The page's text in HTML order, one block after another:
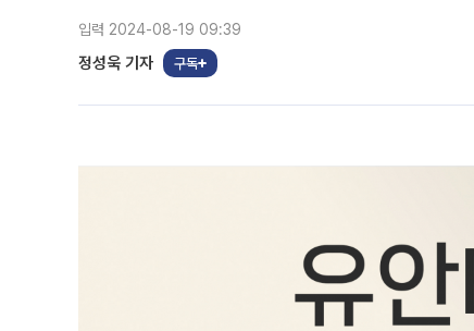
입력 2024-08-19 09:39
정성욱 기자 구독